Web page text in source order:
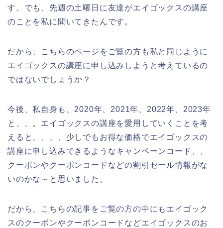
す。でも、先週の土曜日に友達がエイゴックスの講座
のことを私に聞いてきたんです。
だから、こちらのページをご覧の方も私と同じように
エイゴックスの講座に申し込みしようと考えているの
ではないでしょうか？
今後、私自身も、2020年、2021年、2022年、2023年
と、、。エイゴックスの講座を愛用していくことを考
えると、、、、少しでもお得な価格でエイゴックスの
講座に申し込みできるようなキャンペーンコード、、
クーポンやクーポンコードなどの割引セール情報がな
いのかな～と思いました。
だから、こちらの記事をご覧の方の中にもエイゴック
スのクーポンやクーポンコードなどエイゴックスのお